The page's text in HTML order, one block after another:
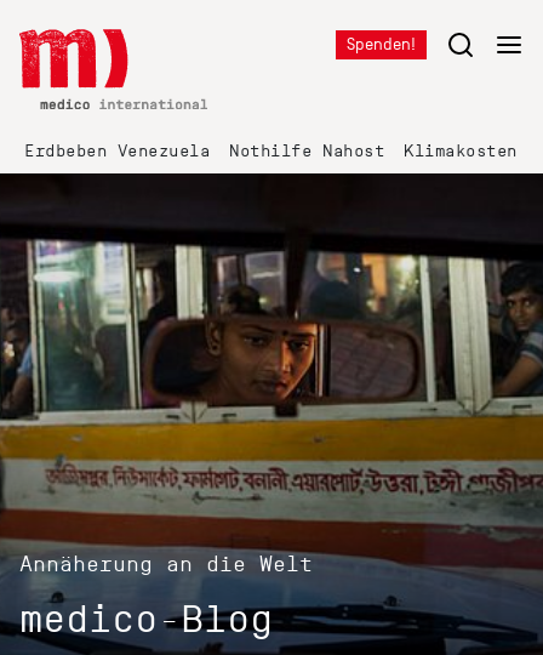
Spenden!
Erdbeben Venezuela Nothilfe Nahost Klimakosten
Annäherung an die Welt
medico-Blog